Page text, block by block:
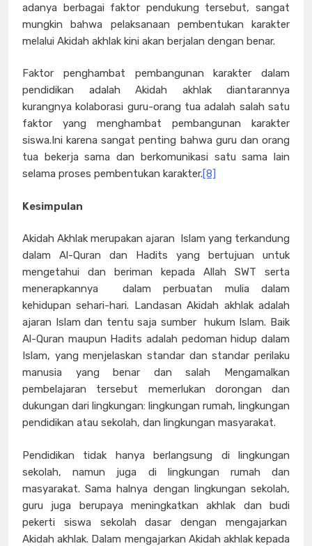
adanya berbagai faktor pendukung tersebut, sangat
mungkin bahwa pelaksanaan pembentukan karakter
melalui Akidah akhlak kini akan berjalan dengan benar.
Faktor penghambat pembangunan karakter dalam
pendidikan adalah Akidah akhlak diantarannya
kurangnya kolaborasi guru-orang tua adalah salah satu
faktor yang menghambat pembangunan karakter
siswa.Ini karena sangat penting bahwa guru dan orang
tua bekerja sama dan berkomunikasi satu sama lain
selama proses pembentukan karakter.[8]
Kesimpulan
Akidah Akhlak merupakan ajaran Islam yang terkandung
dalam Al-Quran dan Hadits yang bertujuan untuk
mengetahui dan beriman kepada Allah SWT serta
menerapkannya dalam perbuatan mulia dalam
kehidupan sehari-hari. Landasan Akidah akhlak adalah
ajaran Islam dan tentu saja sumber hukum Islam. Baik
Al-Quran maupun Hadits adalah pedoman hidup dalam
Islam, yang menjelaskan standar dan standar perilaku
manusia yang benar dan salah Mengamalkan
pembelajaran tersebut memerlukan dorongan dan
dukungan dari lingkungan: lingkungan rumah, lingkungan
pendidikan atau sekolah, dan lingkungan masyarakat.
Pendidikan tidak hanya berlangsung di lingkungan
sekolah, namun juga di lingkungan rumah dan
masyarakat. Sama halnya dengan lingkungan sekolah,
guru juga berupaya meningkatkan akhlak dan budi
pekerti siswa sekolah dasar dengan mengajarkan
Akidah akhlak. Dalam mengajarkan Akidah akhlak kepada